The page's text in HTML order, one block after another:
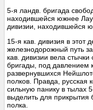
5-я ландв. бригада
находившейся южнее
дивизии, находившейся
15-я кав. дивизия в этот
железнодорожный путь
кав. дивизии вела
бригады, под давлением
развернувшихся
полков. Правда, русская
сильную панику в тылах
выделить для прикрытия
полка.